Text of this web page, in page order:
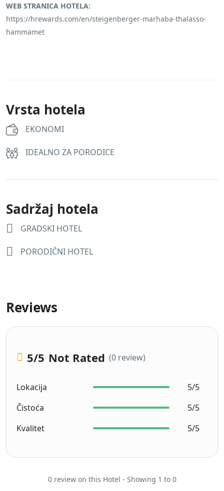
WEB STRANICA HOTELA:
https://hrewards.com/en/steigenberger-marhaba-thalasso-
hammamet
Vrsta hotela
EKONOMI
IDEALNO ZA PORODICE
Sadržaj hotela
GRADSKI HOTEL
PORODIČNI HOTEL
Reviews
5/5 Not Rated (0 review)
Lokacija
5/5
Čistoća
5/5
Kvalitet
5/5
0 review on this Hotel - Showing 1 to 0